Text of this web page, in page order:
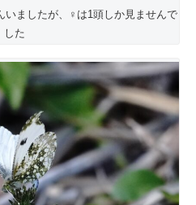
ましたが、♀は1頭しか見ませんで
した